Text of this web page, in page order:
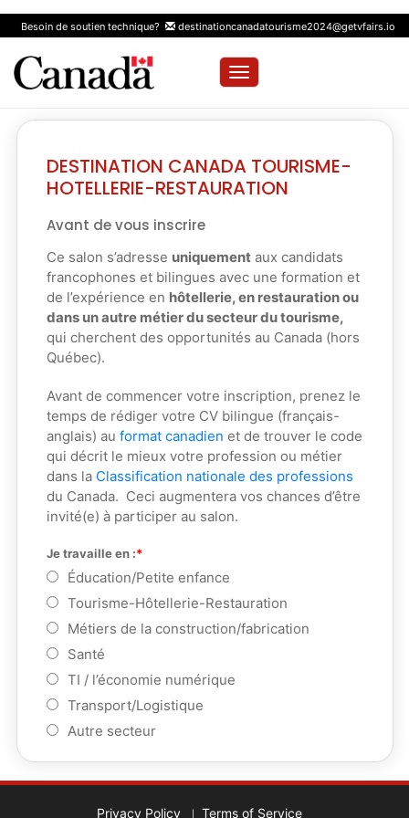
Besoin de soutien technique? destinationcanadatourisme2024@getvfairs.io
Toggle navigation
DESTINATION CANADA TOURISME-
HOTELLERIE-RESTAURATION
Avant de vous inscrire
Ce salon s’adresse uniquement aux candidats
francophones et bilingues avec une formation et
de l’expérience en hôtellerie, en restauration ou
dans un autre métier du secteur du tourisme,
qui cherchent des opportunités au Canada (hors
Québec).
Avant de commencer votre inscription, prenez le
temps de rédiger votre CV bilingue (français-
anglais) au format canadien et de trouver le code
qui décrit le mieux votre profession ou métier
dans la Classification nationale des professions
du Canada. Ceci augmentera vos chances d’être
invité(e) à participer au salon.
Je travaille en :
Éducation/Petite enfance
Tourisme-Hôtellerie-Restauration
Métiers de la construction/fabrication
Santé
TI / l’économie numérique
Transport/Logistique
Autre secteur
Privacy Policy Terms of Service